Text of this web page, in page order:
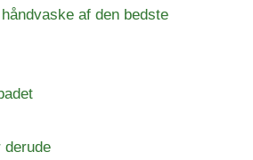
af den bedste
derude